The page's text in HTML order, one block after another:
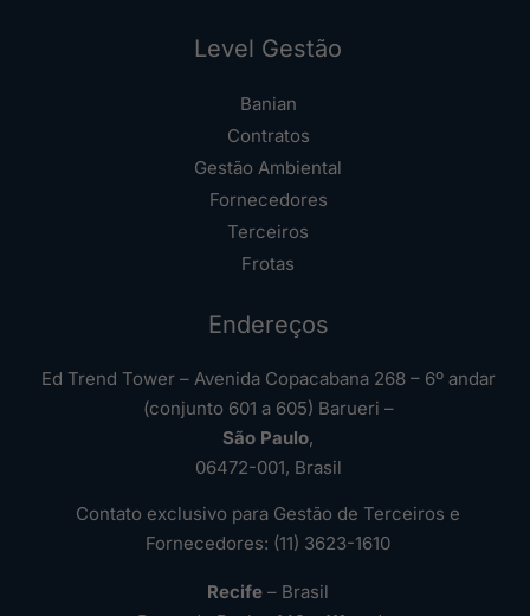
Level Gestão
Banian
Contratos
Gestão Ambiental
Fornecedores
Terceiros
Frotas
Endereços
Ed Trend Tower – Avenida Copacabana 268 – 6º andar
(conjunto 601 a 605) Barueri –
São Paulo,
06472-001, Brasil
Contato exclusivo para Gestão de Terceiros e
Fornecedores: (11) 3623-1610
Recife – Brasil